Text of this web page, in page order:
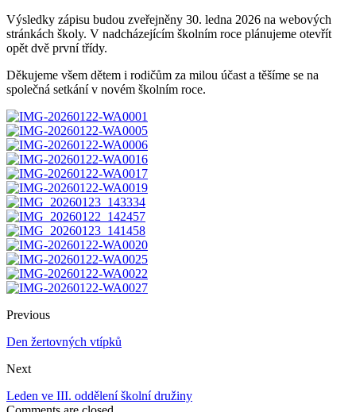
Výsledky zápisu budou zveřejněny 30. ledna 2026 na webových
stránkách školy. V nadcházejícím školním roce plánujeme otevřít
opět dvě první třídy.
Děkujeme všem dětem i rodičům za milou účast a těšíme se na
společná setkání v novém školním roce.
Previous
Den žertovných vtípků
Next
Leden ve III. oddělení školní družiny